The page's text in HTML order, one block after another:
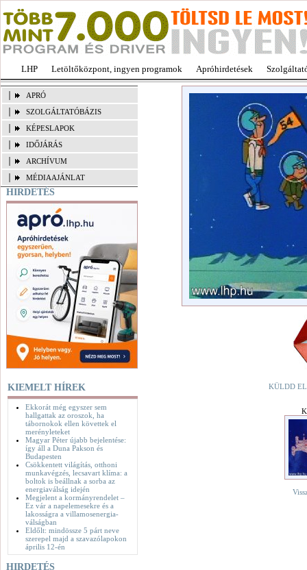
LHP Letöltőközpont, ingyen programok Apróhirdetések
APRÓ
SZOLGÁLTATÓBÁZIS
KÉPESLAPOK
IDŐJÁRÁS
ARCHÍVUM
MÉDIAAJÁNLAT
HIRDETÉS
KIEMELT HÍREK
Ekkorát még egyszer sem
hallgattak az oroszok, ha
tábornokok ellen követtek el
merényleteket
Magyar Péter újabb bejelentése:
így áll a Duna Pakson és
Budapesten
Csökkentett világítás, otthoni
munkavégzés, lecsavart klíma: a
boltok is beállnak a sorba az
energiaválság idején
Megjelent a kormányrendelet –
Ez vár a napelemesekre és a
lakosságra a villamosenergia-
válságban
Eldőlt: mindössze 5 párt neve
szerepel majd a szavazólapokon
április 12-én
HIRDETÉS
KÜLDD